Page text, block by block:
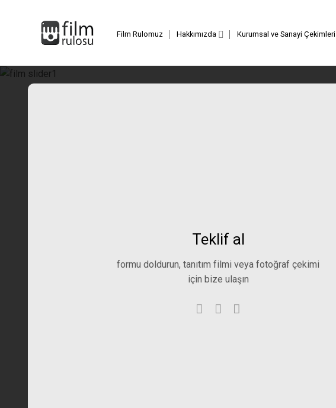
Film Rulomuz Hakkımızda Kurumsal ve Sanayi Çekimleri
Teklif al
formu doldurun, tanıtım filmi veya fotoğraf çekimi
için bize ulaşın